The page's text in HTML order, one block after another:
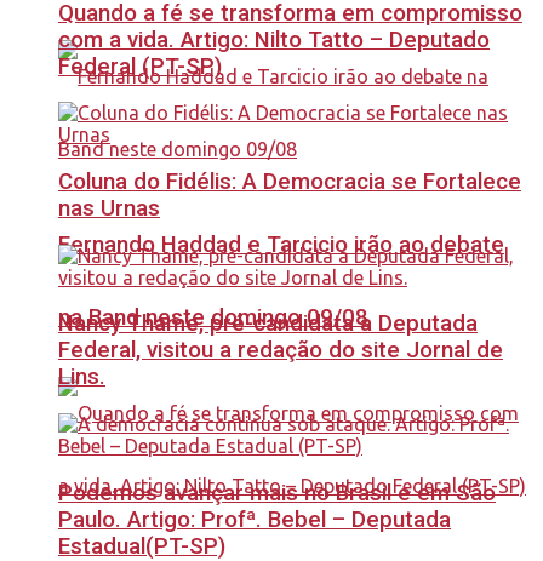
Fernando Haddad e Tarcicio irão ao debate
na Band neste domingo 09/08
Quando a fé se transforma em compromisso
com a vida. Artigo: Nilto Tatto – Deputado
Federal (PT-SP)
Coluna do Fidélis: A Democracia se Fortalece
nas Urnas
Nancy Thame, pré-candidata a Deputada
Federal, visitou a redação do site Jornal de
Lins.
Podemos avançar mais no Brasil e em São
Paulo. Artigo: Profª. Bebel – Deputada
Estadual(PT-SP)